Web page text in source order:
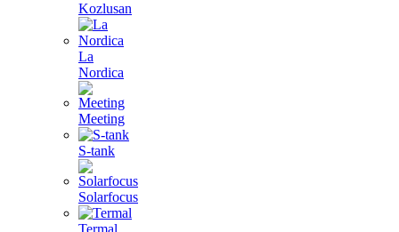
Kozlusan
La
Nordica
Meeting
S-tank
Solarfocus
Termal